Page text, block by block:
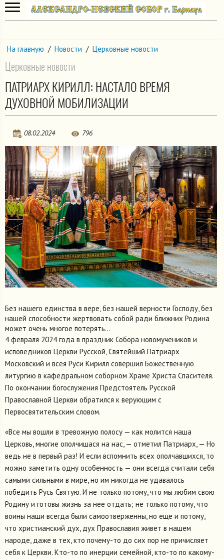
На главную / Новости / Церковные новости
Церковные новости
ПАТРИАРХ КИРИЛЛ: НАСТАЛО ВРЕМЯ
ДУХОВНОЙ МОБИЛИЗАЦИИ
08.02.2024 796
Без нашего единства в вере, без нашей верности Господу, без
нашей способности жертвовать собой ради ближних Родина
может очень многое потерять...
4 февраля 2024 года в праздник Собора новомучеников и
исповедников Церкви Русской, Святейший Патриарх
Московский и всея Руси Кирилл совершил Божественную
литургию в кафедральном соборном Храме Христа Спасителя.
По окончании богослужения Предстоятель Русской
Православной Церкви обратился к верующим с
Первосвятительским словом.
«Все мы вошли в тревожную полосу — как молится наша
Церковь, многие ополчишася на нас, — отметил Патриарх, — Но
ведь не в первый раз! И если вспомнить всех ополчавшихся, то
можно заметить одну особенность — они всегда считали себя
самыми сильными в мире, но им никогда не удавалось
победить Русь Святую. И не только потому, что мы любим свою
Родину и готовы жизнь за нее отдать; не только потому, что
воины наши всегда были самоотверженны, но еще и потому,
что христианский дух, дух Православия живет в нашем
народе, даже в тех, кто почему-то до сих пор не причисляет
себя к Церкви. Кто-то по инерции семейной, кто-то по какому-